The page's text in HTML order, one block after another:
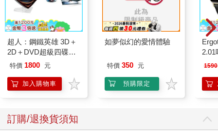
3保持身體不動，進入一種類似睡眠的意識狀態；然後，在腦中感
覺自己正進入所構想的動作中。同時，一直想像你實際上在此時
此地正在做這些動作，如此一來，你在想像中所經歷的，就是你
實現目標時肉身會經歷的。
經驗告訴我，這是達成目標的最佳方法。
然而，上述這些如果有絲毫暗示著我已完全掌握注意力的動向，
那真是我的罪過，因為之前我經歷過許多失敗。
不過，我可以呼應古代教師所說的：「我只有一件事，就是忘記
背後，努力面前的，向著標竿直跑，要得獎賞。」（《腓立比
***
超人：鋼鐵英雄 3D＋
2D＋DVD超級四碟鐵
盒版 BD
特價 1800 元
加入購物車
如夢似幻的愛情體驗
特價 350 元
預購限定
2.01
1590
訂購/退換貨須知